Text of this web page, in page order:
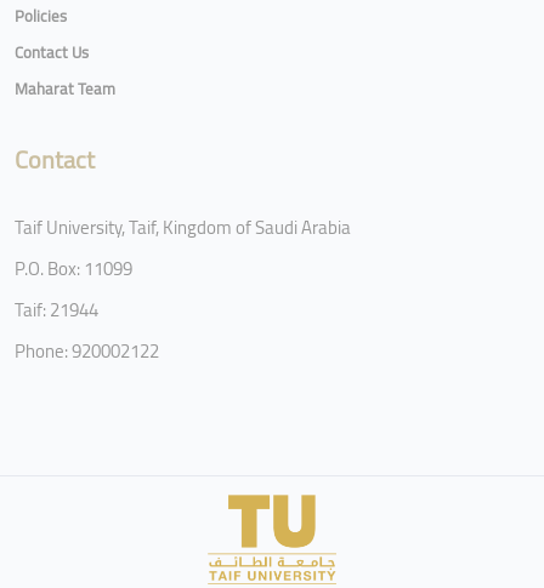
Policies
Contact Us
Maharat Team
Contact
Taif University, Taif, Kingdom of Saudi Arabia
P.O. Box: 11099
Taif: 21944
Phone: 920002122